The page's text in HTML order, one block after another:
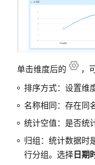
费
试
用
或
买
华
云
Astro
应
用
单击维度后的
，
排序方式：设置维
名称相同：存在同
统计空值：是否统
归组：统计数据时
行分组。选择日期